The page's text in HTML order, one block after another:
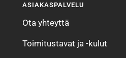
4
ASIAKASPALVELU
Ota yhteyttä
Toimitustavat ja -kulut